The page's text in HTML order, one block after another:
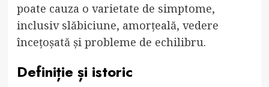
poate cauza o varietate de simptome,
inclusiv slăbiciune, amorțeală, vedere
încețoșată și probleme de echilibru.
Definiție și istoric